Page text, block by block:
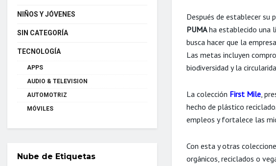
Después de establecer su
PUMAha establecido una
busca hacer que la
Las metas incluyen
biodiversidad y la
La colección First Mile,
hecho de plástico
empleos y fortalece las
Con esta y otras
orgánicos, reciclados o
NIÑOS Y JÓVENES
SIN CATEGORÍA
TECNOLOGÍA
APPS
AUDIO & TELEVISION
AUTOMOTRIZ
MÓVILES
Nube de Etiquetas